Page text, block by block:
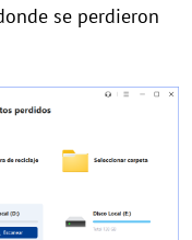
se perdieron